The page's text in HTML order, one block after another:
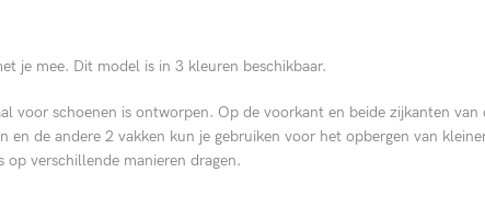
je mee. Dit model is in 3 kleuren beschikbaar.
voor schoenen is ontworpen. Op de voorkant en beide zijkanten
de andere 2 vakken kun je gebruiken voor het opbergen van
verschillende manieren dragen.